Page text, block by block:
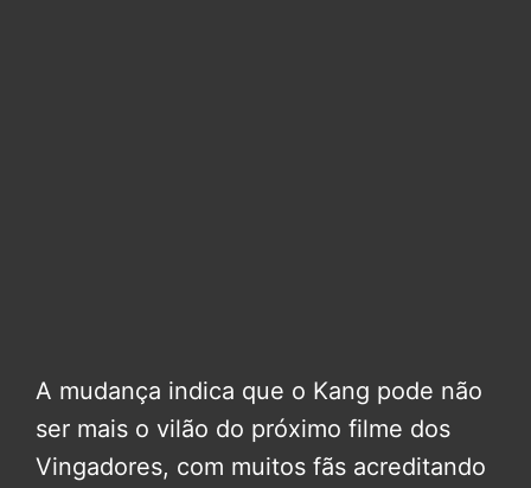
A mudança indica que o Kang pode não
ser mais o vilão do próximo filme dos
Vingadores, com muitos fãs acreditando